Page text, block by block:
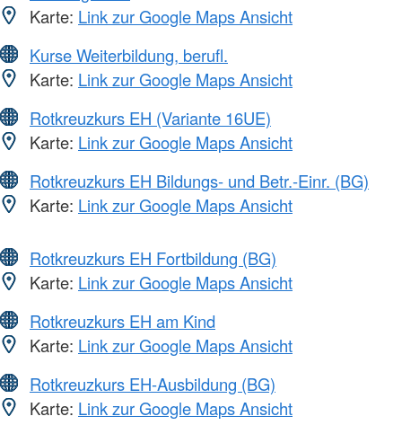
Karte: Link zur Google Maps Ansicht
Kurse Weiterbildung, berufl.
Karte: Link zur Google Maps Ansicht
Rotkreuzkurs EH (Variante 16UE)
Karte: Link zur Google Maps Ansicht
Rotkreuzkurs EH Bildungs- und Betr.-Einr. (BG)
Karte: Link zur Google Maps Ansicht
Rotkreuzkurs EH Fortbildung (BG)
Karte: Link zur Google Maps Ansicht
Rotkreuzkurs EH am Kind
Karte: Link zur Google Maps Ansicht
Rotkreuzkurs EH-Ausbildung (BG)
Karte: Link zur Google Maps Ansicht